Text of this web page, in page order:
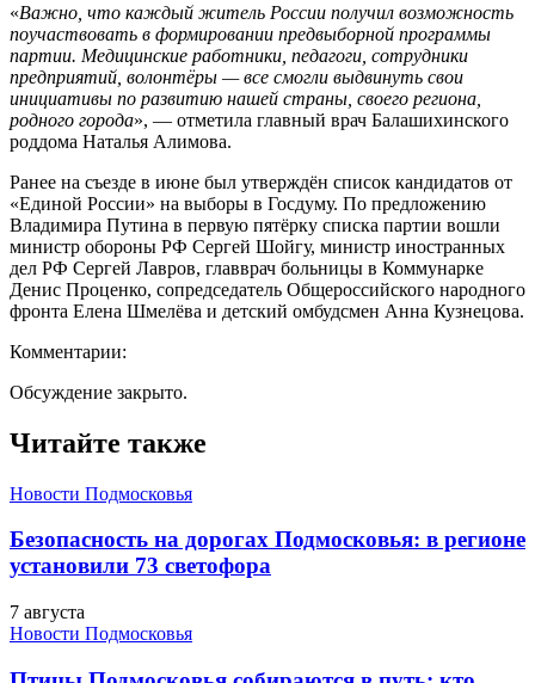
«Важно, что каждый житель России получил возможность
поучаствовать в формировании предвыборной программы
партии. Медицинские работники, педагоги, сотрудники
предприятий, волонтёры — все смогли выдвинуть свои
инициативы по развитию нашей страны, своего региона,
родного города», — отметила главный врач Балашихинского
роддома Наталья Алимова.
Ранее на съезде в июне был утверждён список кандидатов от
«Единой России» на выборы в Госдуму. По предложению
Владимира Путина в первую пятёрку списка партии вошли
министр обороны РФ Сергей Шойгу, министр иностранных
дел РФ Сергей Лавров, главврач больницы в Коммунарке
Денис Проценко, сопредседатель Общероссийского народного
фронта Елена Шмелёва и детский омбудсмен Анна Кузнецова.
Комментарии:
Обсуждение закрыто.
Читайте также
Новости Подмосковья
Безопасность на дорогах Подмосковья: в регионе
установили 73 светофора
7 августа
Новости Подмосковья